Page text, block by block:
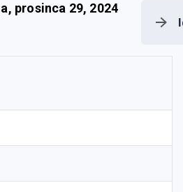
prosinca 29, 2024